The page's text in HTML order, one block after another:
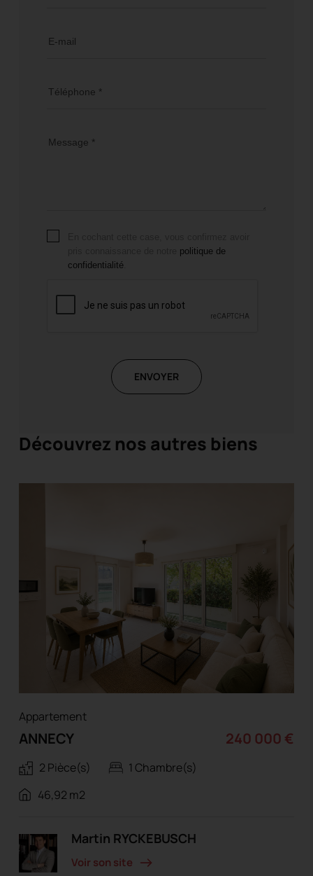
E-mail
Téléphone *
Message *
politique de
confidentialité
ENVOYER
Découvrez nos autres biens
Appartement
ANNECY 240 000 €
2 Pièce(s)
1 Chambre(s)
46,92 m2
Martin RYCKEBUSCH
Voir son site